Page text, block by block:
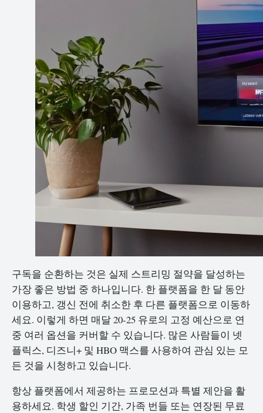
구독을 순환하는 것은 실제 스트리밍 절약을 달성하는
가장 좋은 방법 중 하나입니다. 한 플랫폼을 한 달 동안
이용하고, 갱신 전에 취소한 후 다른 플랫폼으로 이동하
세요. 이렇게 하면 매달 20-25 유로의 고정 예산으로 연
중 여러 옵션을 커버할 수 있습니다. 많은 사람들이 넷
플릭스, 디즈니+ 및 HBO 맥스를 사용하여 관심 있는 모
든 것을 시청하고 있습니다.
항상 플랫폼에서 제공하는 프로모션과 특별 제안을 활
용하세요. 학생 할인 기간, 가족 번들 또는 연장된 무료